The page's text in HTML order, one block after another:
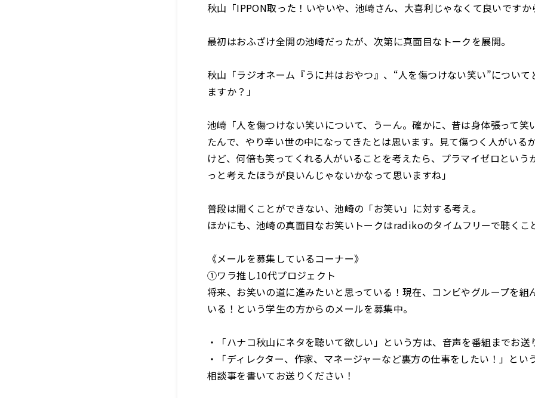
秋山「IPPON取った！いやいや、池崎さん、大喜利じゃなくて良いですか
最初はおふざけ全開の池崎だったが、次第に真面目なトークを展開。
秋山「ラジオネーム『うに丼はおやつ』、“人を傷つけない笑い”について
ますか？」
池崎「人を傷つけない笑いについて、うーん。確かに、昔は身体張って笑
たんで、やり辛い世の中になってきたとは思います。見て傷つく人がいる
けど、何倍も笑ってくれる人がいることを考えたら、プラマイゼロという
っと考えたほうが良いんじゃないかなって思いますね」
普段は聞くことができない、池崎の「お笑い」に対する考え。
ほかにも、池崎の真面目なお笑いトークはradikoのタイムフリーで聴くこ
《メールを募集しているコーナー》
①ワラ推し10代プロジェクト
将来、お笑いの道に進みたいと思っている！現在、コンビやグループを組
いる！という学生の方からのメールを募集中。
・「ハナコ秋山にネタを聴いて欲しい」という方は、音声を番組までお送
・「ディレクター、作家、マネージャーなど裏方の仕事をしたい！」とい
相談事を書いてお送りください！